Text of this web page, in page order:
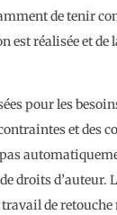
de tenir
est réalisée et de
pour les
et des
droits d’auteur.
de retouche